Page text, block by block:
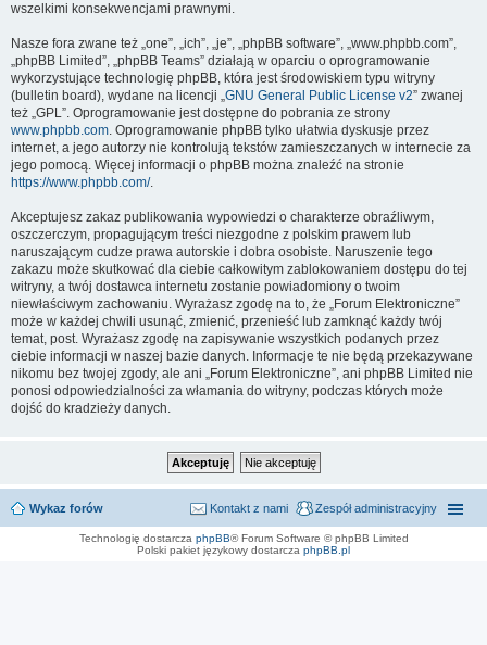
wszelkimi konsekwencjami prawnymi.
Nasze fora zwane też „one”, „ich”, „je”, „phpBB software”, „www.phpbb.com”,
„phpBB Limited”, „phpBB Teams” działają w oparciu o oprogramowanie
wykorzystujące technologię phpBB, która jest środowiskiem typu witryny
(bulletin board), wydane na licencji „GNU General Public License v2” zwanej
też „GPL”. Oprogramowanie jest dostępne do pobrania ze strony
www.phpbb.com. Oprogramowanie phpBB tylko ułatwia dyskusje przez
internet, a jego autorzy nie kontrolują tekstów zamieszczanych w internecie za
jego pomocą. Więcej informacji o phpBB można znaleźć na stronie
https://www.phpbb.com/.
Akceptujesz zakaz publikowania wypowiedzi o charakterze obraźliwym,
oszczerczym, propagującym treści niezgodne z polskim prawem lub
naruszającym cudze prawa autorskie i dobra osobiste. Naruszenie tego
zakazu może skutkować dla ciebie całkowitym zablokowaniem dostępu do tej
witryny, a twój dostawca internetu zostanie powiadomiony o twoim
niewłaściwym zachowaniu. Wyrażasz zgodę na to, że „Forum Elektroniczne”
może w każdej chwili usunąć, zmienić, przenieść lub zamknąć każdy twój
temat, post. Wyrażasz zgodę na zapisywanie wszystkich podanych przez
ciebie informacji w naszej bazie danych. Informacje te nie będą przekazywane
nikomu bez twojej zgody, ale ani „Forum Elektroniczne”, ani phpBB Limited nie
ponosi odpowiedzialności za włamania do witryny, podczas których może
dojść do kradzieży danych.
Wykaz forów Zespół administracyjny
Kontakt z nami
Technologię dostarcza phpBB® Forum Software © phpBB Limited
Polski pakiet językowy dostarcza phpBB.pl